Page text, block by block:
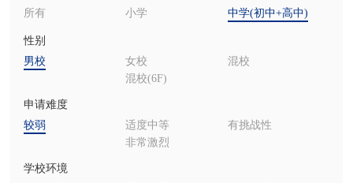
所有
小学 中学(初中+高中)
性别
男校
女校
混校
混校(6F)
申请难度
较弱
适度中等
有挑战性
非常激烈
学校环境